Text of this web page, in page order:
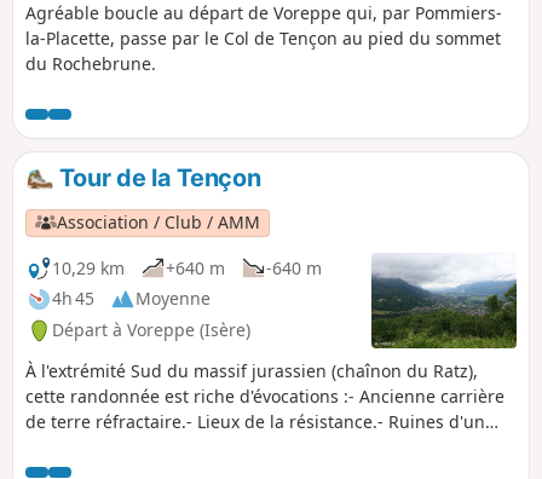
Agréable boucle au départ de Voreppe qui, par Pommiers-
la-Placette, passe par le Col de Tençon au pied du sommet
du Rochebrune.
Tour de la Tençon
Association / Club / AMM
10,29 km
+640 m
-640 m
4h 45
Moyenne
Départ à Voreppe (Isère)
À l'extrémité Sud du massif jurassien (chaînon du Ratz),
cette randonnée est riche d'évocations :- Ancienne carrière
de terre réfractaire.- Lieux de la résistance.- Ruines d'un
subsiste le pavage et les murs de soutènement.- Points de